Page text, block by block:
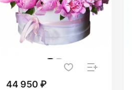
44 950 ₽